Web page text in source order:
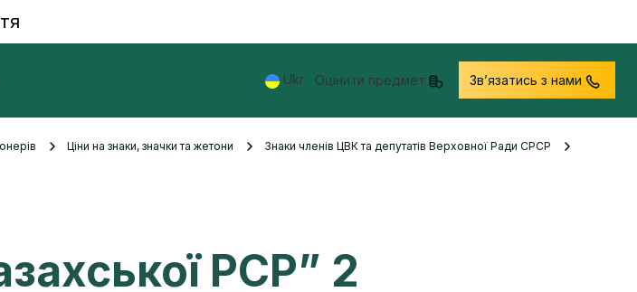
Ukr Оцінити предмет Звʼязатись з нами
Ціни на знаки, значки та жетони
Знаки членів ЦВК та депутатів Верховної Ради СРСР
РСР” 2